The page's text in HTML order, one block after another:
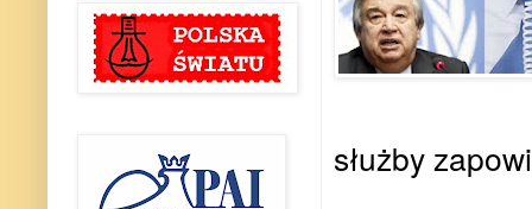
służby